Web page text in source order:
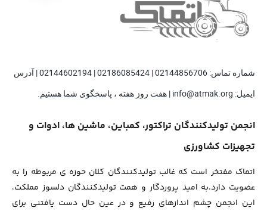
شماره تماس: 02144856706 | 02186085424 | 02144602194 | آدرس
ایمیل: info@atmak.org | هفت روز هفته ، پاسخگوی شما هستیم.
انجمن تولیدکنندگان تراکتور، کمباین، ماشین ها، ادوات و
تجهیزات کشاورزی
اتماک مفتخر است که غالب تولیدکنندگان کلان حوزه ی مربوطه را به
عضویت دارد.به امید پروردگار و همت تولیدکنندگان دلسوز مملکت،
این انجمن چشم اندازهای رفیع و در عین حال دست یافتنی برای